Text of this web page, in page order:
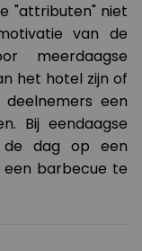
"attributen" niet
van de
meerdaagse
het hotel zijn of
deelnemers een
Bij eendaagse
de dag op een
barbecue te